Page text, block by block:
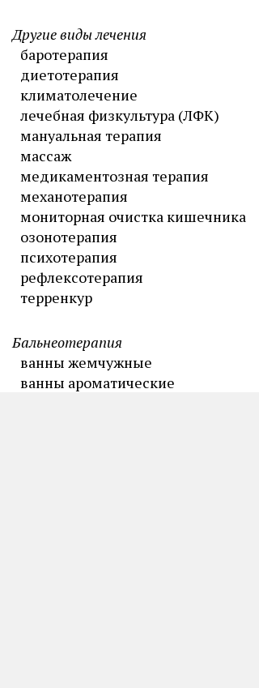
Другие виды лечения
баротерапия
диетотерапия
климатолечение
лечебная физкультура (ЛФК)
мануальная терапия
массаж
медикаментозная терапия
механотерапия
мониторная очистка кишечника
озонотерапия
психотерапия
рефлексотерапия
терренкур
Бальнеотерапия
ванны жемчужные
ванны ароматические